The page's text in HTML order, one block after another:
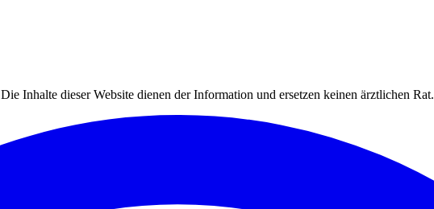
Die Inhalte dieser Website dienen der Information und ersetzen keinen ärztlichen Rat.